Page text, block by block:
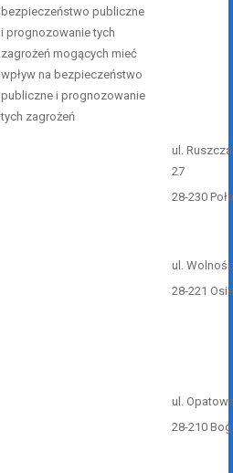
bezpieczeństwo publiczne
i prognozowanie tych
zagrożeń mogących mieć
wpływ na bezpieczeństwo
publiczne i prognozowanie
tych zagrożeń
ul.
27
28-230
ul.
28-221
ul.
28-210